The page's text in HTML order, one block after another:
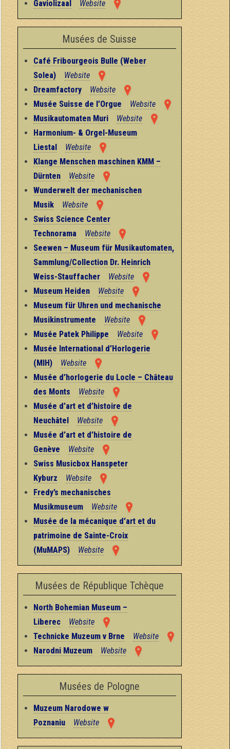
Gaviolizaal Website
Musées de Suisse
Café Fribourgeois Bulle (Weber
Solea)
Website
Dreamfactory
Website
Musée Suisse de l’Orgue
Website
Musikautomaten Muri
Website
Harmonium- & Orgel-Museum
Liestal
Website
Klange Menschen maschinen KMM –
Dürnten
Website
Wunderwelt der mechanischen
Musik
Website
Swiss Science Center
Technorama
Website
Seewen – Museum für Musikautomaten,
Sammlung/Collection Dr. Heinrich
Weiss-Stauffacher
Website
Museum Heiden
Website
Museum für Uhren und mechanische
Musikinstrumente
Website
Musée Patek Philippe
Website
Musée International d’Horlogerie
(MIH)
Website
Musée d’horlogerie du Locle – Château
des Monts
Website
Musée d’art et d’histoire de
Neuchâtel
Website
Musée d’art et d’histoire de
Genève
Website
Swiss Musicbox Hanspeter
Kyburz
Website
Fredy’s mechanisches
Musikmuseum
Website
Musée de la mécanique d’art et du
patrimoine de Sainte-Croix
(MuMAPS)
Website
Musées de République Tchèque
North Bohemian Museum –
Liberec
Website
Technicke Muzeum v Brne
Website
Narodni Muzeum
Website
Musées de Pologne
Muzeum Narodowe w
Poznaniu
Website